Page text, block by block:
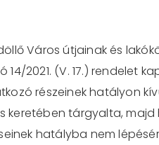
Város útjainak és
2021. (V. 17.) rendelet
részeinek hatályon
tárgyalta,
hatályba nem